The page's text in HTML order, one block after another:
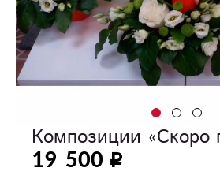
Композиции «Скоро
19 500